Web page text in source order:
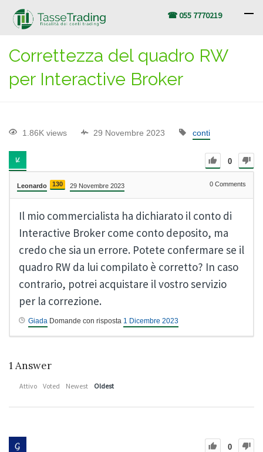
☎ 055 7770219
Correttezza del quadro RW
per Interactive Broker
1.86K views 29 Novembre 2023 conti
0
Leonardo 130 29 Novembre 2023 0 Comments
Il mio commercialista ha dichiarato il conto di
Interactive Broker come conto deposito, ma
credo che sia un errore. Potete confermare se il
quadro RW da lui compilato è corretto? In caso
contrario, potrei acquistare il vostro servizio
per la correzione.
Giada Domande con risposta 1 Dicembre 2023
1 Answer
Attivo Voted Newest Oldest
0